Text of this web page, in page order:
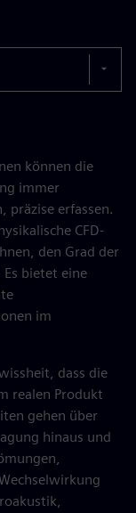
können die
immer
präzise erfassen.
CFD-
den Grad der
bietet eine
im
dass die
realen Produkt
gehen über
hinaus und